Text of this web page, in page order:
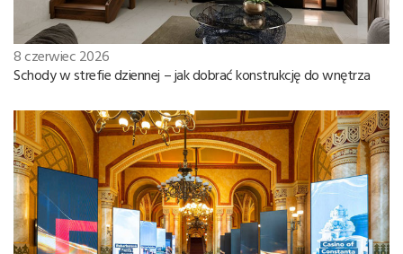
8 czerwiec 2026
Schody w strefie dziennej – jak dobrać konstrukcję do wnętrza